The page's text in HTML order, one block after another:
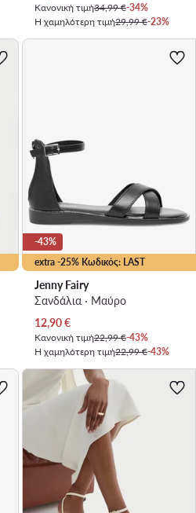
Κανονική τιμή34,99 €-34%
Η χαμηλότερη τιμή29,99 €-23%
extra -25% Κωδικός: LAST
-43%
Jenny Fairy
Σανδάλια · Μαύρο
Τρέχουσα τιμή
12,90€
Κανονική τιμή22,99 €-43%
Η χαμηλότερη τιμή22,99 €-43%